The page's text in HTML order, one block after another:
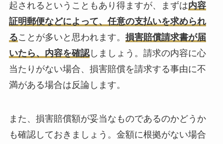
起されるということもあり得ますが、まずは内容
証明郵便などによって、任意の支払いを求められ
ることが多いと思われます。 損害賠償請求書が届
いたら、内容を確認しましょう。請求の内容に心
当たりがない場合、損害賠償を請求する事由に不
満がある場合は反論します。
また、損害賠償額が妥当なものであるのかどうか
も確認しておきましょう。金額に根拠がない場合